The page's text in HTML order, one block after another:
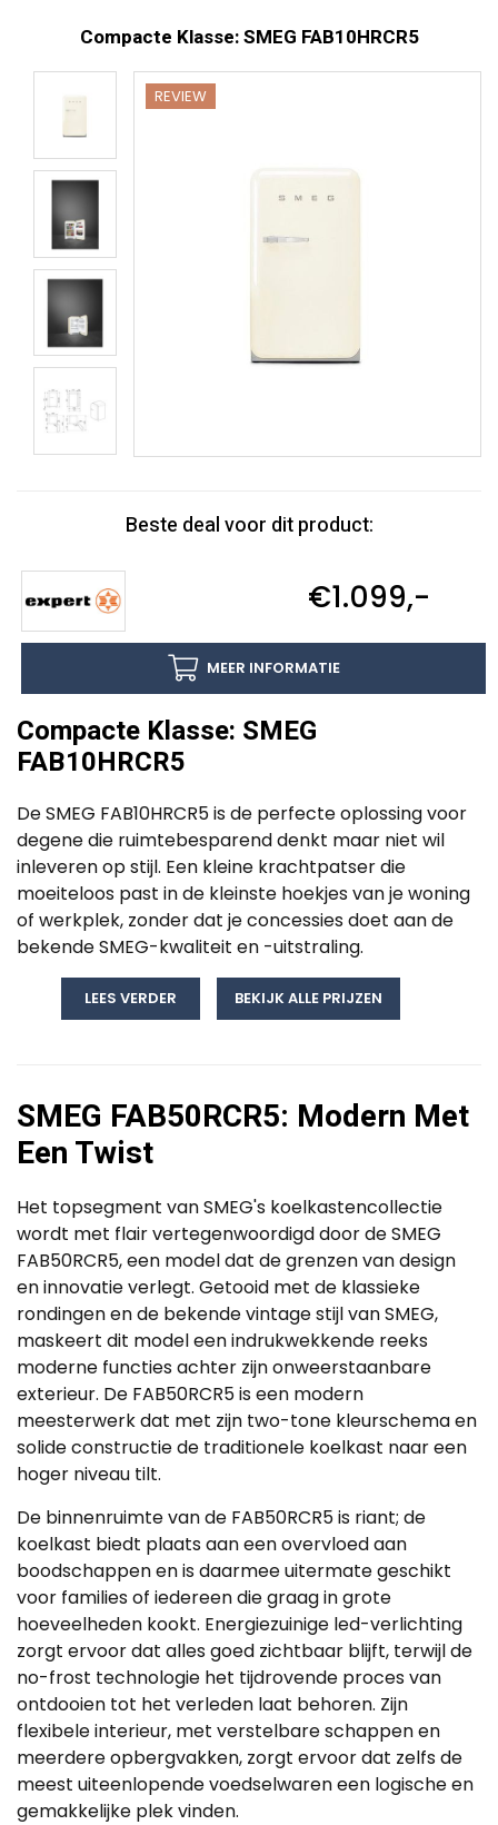
Compacte Klasse: SMEG FAB10HRCR5
REVIEW
Beste deal voor dit product:
€1.099,-
MEER INFORMATIE
Compacte Klasse: SMEG
FAB10HRCR5
De SMEG FAB10HRCR5 is de perfecte oplossing voor
degene die ruimtebesparend denkt maar niet wil
inleveren op stijl. Een kleine krachtpatser die
moeiteloos past in de kleinste hoekjes van je woning
of werkplek, zonder dat je concessies doet aan de
bekende SMEG-kwaliteit en -uitstraling.
LEES VERDER BEKIJK ALLE PRIJZEN
SMEG FAB50RCR5: Modern Met
Een Twist
Het topsegment van SMEG's koelkastencollectie
wordt met flair vertegenwoordigd door de SMEG
FAB50RCR5, een model dat de grenzen van design
en innovatie verlegt. Getooid met de klassieke
rondingen en de bekende vintage stijl van SMEG,
maskeert dit model een indrukwekkende reeks
moderne functies achter zijn onweerstaanbare
exterieur. De FAB50RCR5 is een modern
meesterwerk dat met zijn two-tone kleurschema en
solide constructie de traditionele koelkast naar een
hoger niveau tilt.
De binnenruimte van de FAB50RCR5 is riant; de
koelkast biedt plaats aan een overvloed aan
boodschappen en is daarmee uitermate geschikt
voor families of iedereen die graag in grote
hoeveelheden kookt. Energiezuinige led-verlichting
zorgt ervoor dat alles goed zichtbaar blijft, terwijl de
no-frost technologie het tijdrovende proces van
ontdooien tot het verleden laat behoren. Zijn
flexibele interieur, met verstelbare schappen en
meerdere opbergvakken, zorgt ervoor dat zelfs de
meest uiteenlopende voedselwaren een logische en
gemakkelijke plek vinden.